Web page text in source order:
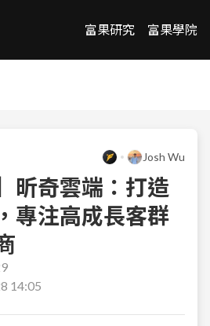
富果研究 富果學院
Josh Wu
昕奇雲端：打造
專注高成長客群
14:05